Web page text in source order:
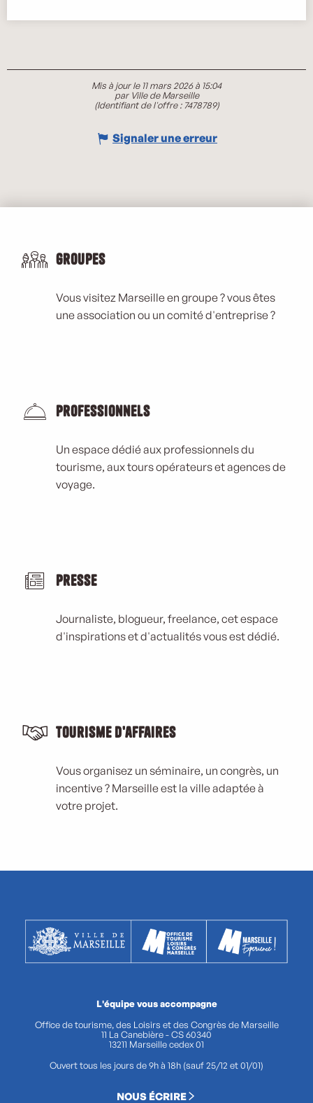
Mis à jour le 11 mars 2026 à 15:04
par Ville de Marseille
(Identifiant de l'offre : 7478789)
Signaler une erreur
Groupes
Vous visitez Marseille en groupe ? vous êtes
une association ou un comité d'entreprise ?
Professionnels
Un espace dédié aux professionnels du
tourisme, aux tours opérateurs et agences de
voyage.
Presse
Journaliste, blogueur, freelance, cet espace
d'inspirations et d'actualités vous est dédié.
Tourisme d'affaires
Vous organisez un séminaire, un congrès, un
incentive ? Marseille est la ville adaptée à
votre projet.
L'équipe vous accompagne
Office de tourisme, des Loisirs et des Congrès de Marseille
11 La Canebière - CS 60340
13211 Marseille cedex 01
Ouvert tous les jours de 9h à 18h (sauf 25/12 et 01/01)
NOUS ÉCRIRE